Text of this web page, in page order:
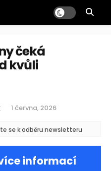
čeká
kvůli
1 června, 2026
se k odběru newsletteru
informací